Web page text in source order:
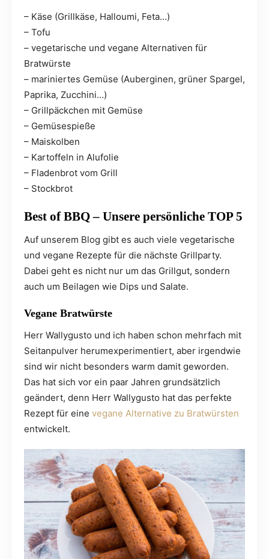
– Käse (Grillkäse, Halloumi, Feta…)
– Tofu
– vegetarische und vegane Alternativen für
Bratwürste
– mariniertes Gemüse (Auberginen, grüner Spargel,
Paprika, Zucchini…)
– Grillpäckchen mit Gemüse
– Gemüsespieße
– Maiskolben
– Kartoffeln in Alufolie
– Fladenbrot vom Grill
– Stockbrot
Best of BBQ – Unsere persönliche TOP 5
Auf unserem Blog gibt es auch viele vegetarische
und vegane Rezepte für die nächste Grillparty.
Dabei geht es nicht nur um das Grillgut, sondern
auch um Beilagen wie Dips und Salate.
Vegane Bratwürste
Herr Wallygusto und ich haben schon mehrfach mit
Seitanpulver herumexperimentiert, aber irgendwie
sind wir nicht besonders warm damit geworden.
Das hat sich vor ein paar Jahren grundsätzlich
geändert, denn Herr Wallygusto hat das perfekte
Rezept für eine vegane Alternative zu Bratwürsten
entwickelt.